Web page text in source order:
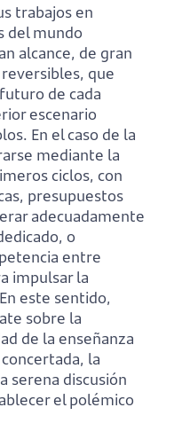
trabajos en
del mundo
alcance, de gran
que
de cada
escenario
En el caso de la
mediante la
ciclos, con
presupuestos
adecuadamente
o
entre
impulsar la
este sentido,
sobre la
de la enseñanza
la
serena discusión
el polémico